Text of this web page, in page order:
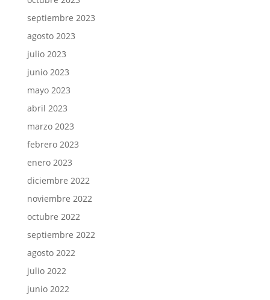
septiembre 2023
agosto 2023
julio 2023
junio 2023
mayo 2023
abril 2023
marzo 2023
febrero 2023
enero 2023
diciembre 2022
noviembre 2022
octubre 2022
septiembre 2022
agosto 2022
julio 2022
junio 2022